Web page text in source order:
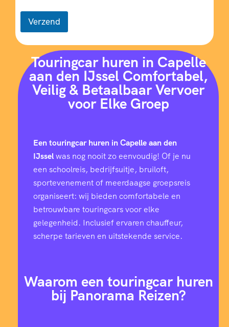
Verzend
Touringcar huren in Capelle
aan den IJssel Comfortabel,
Veilig & Betaalbaar Vervoer
voor Elke Groep
Een touringcar huren in Capelle aan den
IJsselwas nog nooit zo eenvoudig! Of je nu
een schoolreis, bedrijfsuitje, bruiloft,
sportevenement of meerdaagse groepsreis
organiseert: wij bieden comfortabele en
betrouwbare touringcars voor elke
gelegenheid. Inclusief ervaren chauffeur,
scherpe tarieven en uitstekende service.
Waarom een touringcar huren
bij Panorama Reizen?